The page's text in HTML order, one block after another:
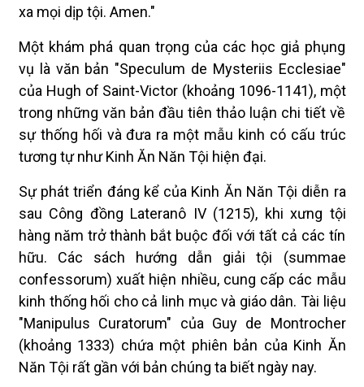
xa mọi dịp tội. Amen."
Một khám phá quan trọng của các học giả phụng
vụ là văn bản "Speculum de Mysteriis Ecclesiae"
của Hugh of Saint-Victor (khoảng 1096-1141), một
trong những văn bản đầu tiên thảo luận chi tiết về
sự thống hối và đưa ra một mẫu kinh có cấu trúc
tương tự như Kinh Ăn Năn Tội hiện đại.
Sự phát triển đáng kể của Kinh Ăn Năn Tội diễn ra
sau Công đồng Lateranô IV (1215), khi xưng tội
hàng năm trở thành bắt buộc đối với tất cả các tín
hữu. Các sách hướng dẫn giải tội (summae
confessorum) xuất hiện nhiều, cung cấp các mẫu
kinh thống hối cho cả linh mục và giáo dân. Tài liệu
"Manipulus Curatorum" của Guy de Montrocher
(khoảng 1333) chứa một phiên bản của Kinh Ăn
Năn Tội rất gần với bản chúng ta biết ngày nay.